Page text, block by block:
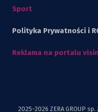
Sport
Polityka Prywatności i
Reklama na portalu
2025-2026 ZERA GROUP